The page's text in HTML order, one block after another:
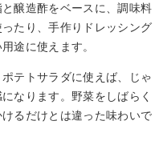
醸造酢をベースに、調味料
たり、手作りドレッシング
途に使えます。
テトサラダに使えば、じゃ
なります。野菜をしばらく
るだけとは違った味わいで